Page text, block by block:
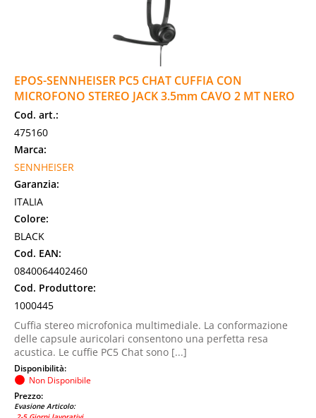
EPOS-SENNHEISER PC5 CHAT CUFFIA CON
MICROFONO STEREO JACK 3.5mm CAVO 2 MT NERO
Cod. art.:
475160
Marca:
SENNHEISER
Garanzia:
ITALIA
Colore:
BLACK
Cod. EAN:
0840064402460
Cod. Produttore:
1000445
Cuffia stereo microfonica multimediale. La conformazione
delle capsule auricolari consentono una perfetta resa
acustica. Le cuffie PC5 Chat sono [...]
Disponibilità:
Non Disponibile
Prezzo:
Evasione Articolo: